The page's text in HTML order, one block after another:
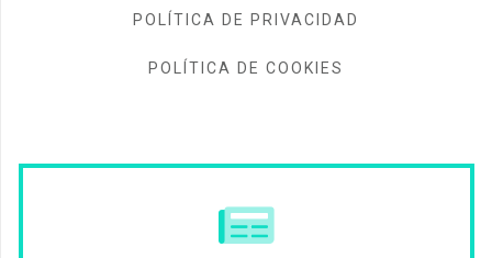
POLÍTICA DE PRIVACIDAD
POLÍTICA DE COOKIES